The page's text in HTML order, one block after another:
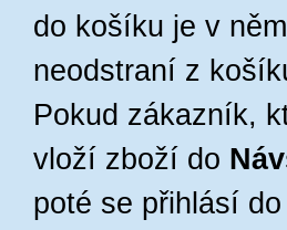
do košíku je v
neodstraní z
Pokud zákazník,
vloží zboží do
poté se přihlásí